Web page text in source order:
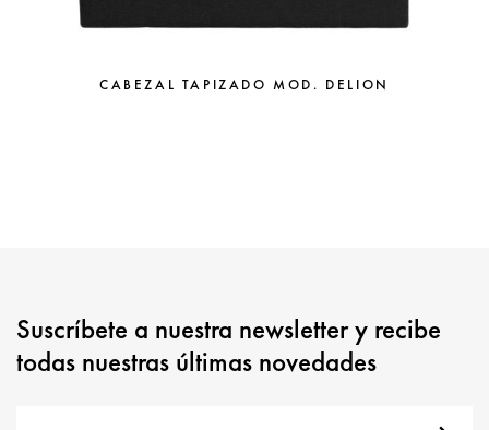
CABEZAL TAPIZADO MOD. DELION
Suscríbete a nuestra newsletter y recibe
todas nuestras últimas novedades